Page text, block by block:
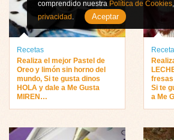
Recetas
Realiza el mejor Pastel de
Oreo y limón sin horno del
mundo, Si te gusta dinos
HOLA y dale a Me Gusta
MIREN…
fresas
Si te
a Me
comprendido nuestra Política de Cookies,
privacidad . Aceptar